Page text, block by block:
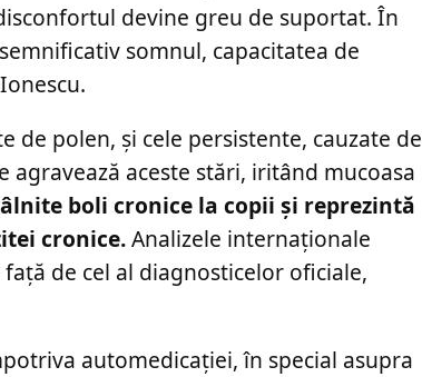
devine greu de suportat. În
somnul, capacitatea de
de polen, și cele persistente, cauzate de
aceste stări, iritând mucoasa
boli cronice la copii și reprezintă
cronice.Analizele internaționale
de cel al diagnosticelor oficiale,
automedicației, în special asupra